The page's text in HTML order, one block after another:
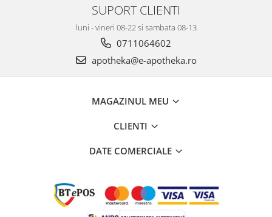
SUPORT CLIENTI
luni - vineri 08-22 si sambata 08-13
0711064602
apotheka@e-apotheka.ro
MAGAZINUL MEU
CLIENTI
DATE COMERCIALE